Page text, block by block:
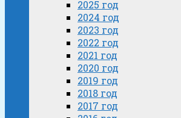
2025 год
2024 год
2023 год
2022 год
2021 год
2020 год
2019 год
2018 год
2017 год